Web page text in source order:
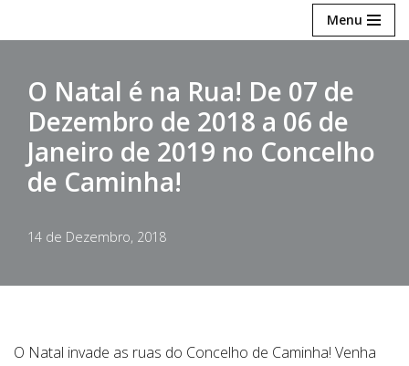
conteúdo
Menu
O Natal é na Rua! De 07 de
Dezembro de 2018 a 06 de
Janeiro de 2019 no Concelho
de Caminha!
14 de Dezembro, 2018
O Natal invade as ruas do Concelho de Caminha! Venha